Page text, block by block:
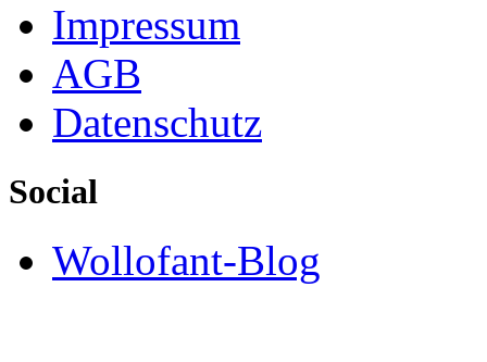
Impressum
AGB
Datenschutz
Social
Wollofant-Blog